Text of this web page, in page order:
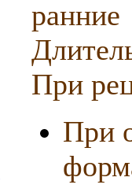
При
При